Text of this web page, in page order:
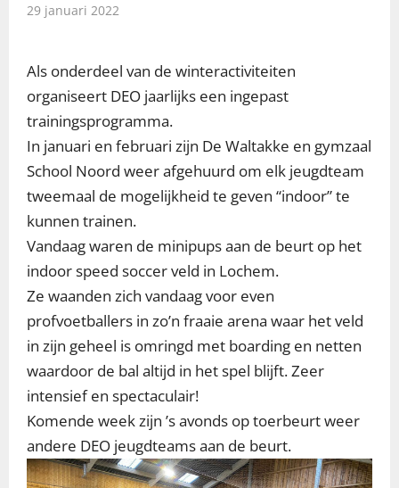
29 januari 2022
Als onderdeel van de winteractiviteiten
organiseert DEO jaarlijks een ingepast
trainingsprogramma.
In januari en februari zijn De Waltakke en gymzaal
School Noord weer afgehuurd om elk jeugdteam
tweemaal de mogelijkheid te geven “indoor” te
kunnen trainen.
Vandaag waren de minipups aan de beurt op het
indoor speed soccer veld in Lochem.
Ze waanden zich vandaag voor even
profvoetballers in zo’n fraaie arena waar het veld
in zijn geheel is omringd met boarding en netten
waardoor de bal altijd in het spel blijft. Zeer
intensief en spectaculair!
Komende week zijn ’s avonds op toerbeurt weer
andere DEO jeugdteams aan de beurt.